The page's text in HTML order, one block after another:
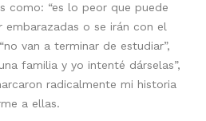
como: “es lo peor que puede
embarazadas o se irán con el
van a terminar de estudiar”,
familia y yo intenté dárselas”,
radicalmente mi historia
a ellas.